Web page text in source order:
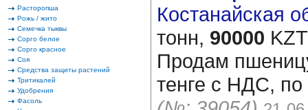
Расторопша
Рожь / жито
Семечка тыквы
Сорго белое
Сорго красное
Соя
Средства защиты растений
Тритикалей
Удобрения
Фасоль
Костанайская
тонн, 90000
Продам
тенге с НДС, по